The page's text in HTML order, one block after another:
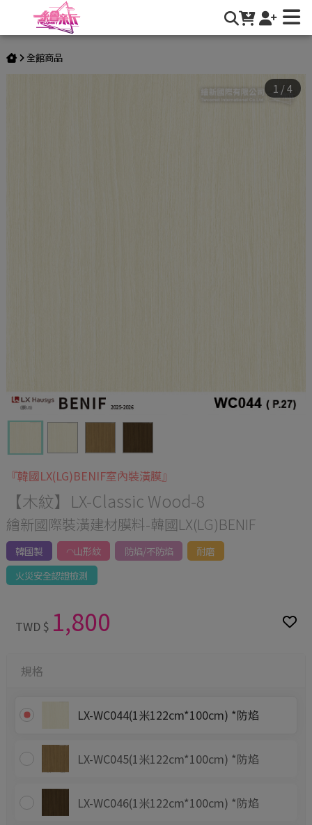
【木紋】LX-Classic Wood-8 | 繪新國際有限公司
全館商品
1 /4
『韓國LX(LG)BENIF室內裝潢膜』
【木紋】LX-Classic Wood-8
繪新國際裝潢建材膜料-韓國LX(LG)BENIF
韓國製 ◠山形紋 防焰/不防焰
耐磨
火災安全認證檢測
TWD $ 1,800
規格
LX-WC044(1米122cm*100cm) *防焰
LX-WC045(1米122cm*100cm) *防焰
LX-WC046(1米122cm*100cm) *防焰